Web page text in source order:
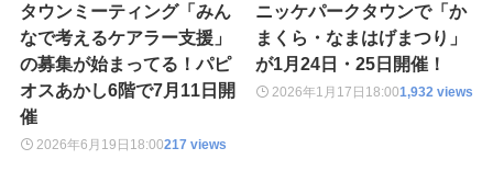
タウンミーティング「みん
なで考えるケアラー支援」
の募集が始まってる！パピ
オスあかし6階で7月11日開
催
2026年6月19日 18:00217 views
ニッケパークタウンで「か
まくら・なまはげまつり」
が1月24日・25日開催！
2026年1月17日 18:001,932 views